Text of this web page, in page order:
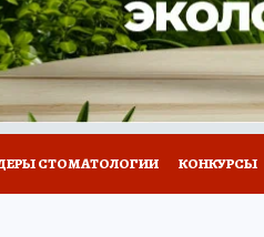
ТЕСТЫ НОВОЕ НА САЙТЕ
СТОМАТОЛОГИИ КОНКУРСЫ